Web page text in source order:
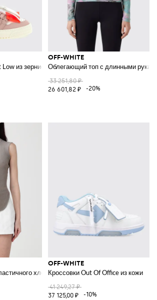
из зернистой кожи и канваса
OFF-WHITE
Облегающий топ с длинными
33 251,80 ₽
26 601,82 ₽
-20%
хлопка
OFF-WHITE
Кроссовки Out Of Office из кожи
41 249,27 ₽
37 125,00 ₽
-10%